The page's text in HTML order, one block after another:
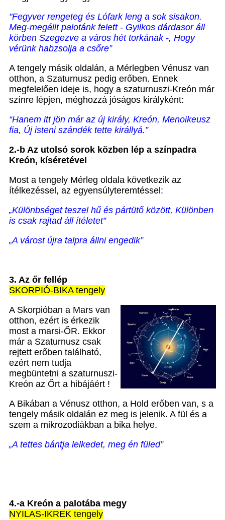
"Fegyver rengeteg és Lófark leng a sok sisakon.
Meg-megállt palotánk felett - Gyilkos dárdasor áll
körben Szegezve a város hét torkának -, Hogy
vérünk habzsolja a csőre”
A tengely másik oldalán, a Mérlegben Vénusz van
otthon, a Szaturnusz pedig erőben. Ennek
megfelelően ideje is, hogy a szaturnuszi-Kreón már
színre lépjen, méghozzá jóságos királyként:
“Hanem itt jön már az új király, Kreón, Menoikeusz
fia, Új isteni szándék tette királlyá.”
2.-b Az utolsó sorok közben lép a színpadra
Kreón, kíséretével
Most a tengely Mérleg oldala következik az
ítélkezéssel, az egyensúlyteremtéssel:
„Különbséget teszel hű és pártütő között, Különben
is csak rajtad áll ítéletet”
„A várost újra talpra állni engedik”
3. Az őr fellép
SKORPIÓ-BIKA tengely
A Skorpióban a Mars van
otthon, ezért is érkezik
most a marsi-ŐR. Ekkor
már a Szaturnusz csak
rejtett erőben található,
ezért nem tudja
megbüntetni a szaturnuszi-
Kreón az Őrt a hibájáért !
A Bikában a Vénusz otthon, a Hold erőben van, s a
tengely másik oldalán ez meg is jelenik. A fül és a
szem a mikrozodiákban a bika helye.
„A tettes bántja lelkedet, meg én füled”
4.-a Kreón a palotába megy
NYILAS-IKREK tengely